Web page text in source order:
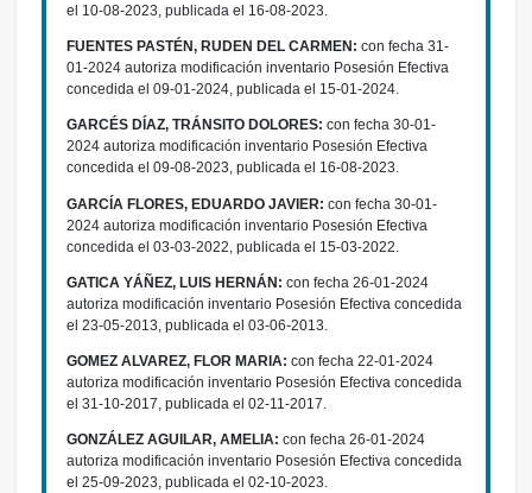
el 10-08-2023, publicada el 16-08-2023.
FUENTES PASTÉN, RUDEN DEL CARMEN: con fecha 31-
01-2024 autoriza modificación inventario Posesión Efectiva
concedida el 09-01-2024, publicada el 15-01-2024.
GARCÉS DÍAZ, TRÁNSITO DOLORES: con fecha 30-01-
2024 autoriza modificación inventario Posesión Efectiva
concedida el 09-08-2023, publicada el 16-08-2023.
GARCÍA FLORES, EDUARDO JAVIER: con fecha 30-01-
2024 autoriza modificación inventario Posesión Efectiva
concedida el 03-03-2022, publicada el 15-03-2022.
GATICA YÁÑEZ, LUIS HERNÁN: con fecha 26-01-2024
autoriza modificación inventario Posesión Efectiva concedida
el 23-05-2013, publicada el 03-06-2013.
GOMEZ ALVAREZ, FLOR MARIA: con fecha 22-01-2024
autoriza modificación inventario Posesión Efectiva concedida
el 31-10-2017, publicada el 02-11-2017.
GONZÁLEZ AGUILAR, AMELIA: con fecha 26-01-2024
autoriza modificación inventario Posesión Efectiva concedida
el 25-09-2023, publicada el 02-10-2023.